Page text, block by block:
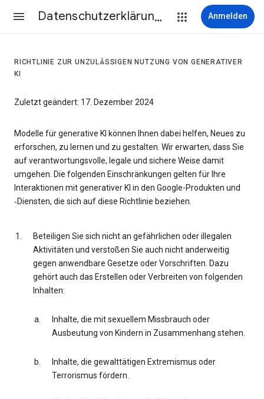
Datenschutzerklärung & Nutzungsbedingungen Anmelden
RICHTLINIE ZUR UNZULÄSSIGEN NUTZUNG VON GENERATIVER
KI
Zuletzt geändert: 17. Dezember 2024
Modelle für generative KI können Ihnen dabei helfen, Neues zu
erforschen, zu lernen und zu gestalten. Wir erwarten, dass Sie
auf verantwortungsvolle, legale und sichere Weise damit
umgehen. Die folgenden Einschränkungen gelten für Ihre
Interaktionen mit generativer KI in den Google-Produkten und
‑Diensten, die sich auf diese Richtlinie beziehen.
Beteiligen Sie sich nicht an gefährlichen oder illegalen
Aktivitäten und verstoßen Sie auch nicht anderweitig
gegen anwendbare Gesetze oder Vorschriften. Dazu
gehört auch das Erstellen oder Verbreiten von folgenden
Inhalten:
Inhalte, die mit sexuellem Missbrauch oder
Ausbeutung von Kindern in Zusammenhang stehen.
Inhalte, die gewalttätigen Extremismus oder
Terrorismus fördern.